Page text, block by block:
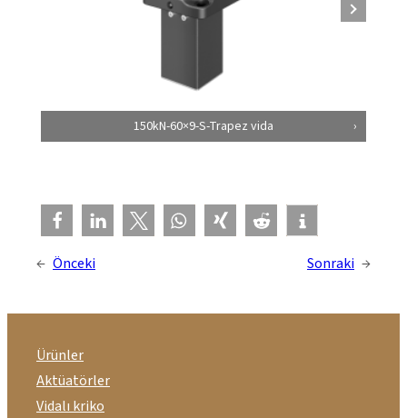
150kN-60×9-S-Trapez vida
← Önceki Sonraki →
Ürünler
Aktüatörler
Vidalı kriko